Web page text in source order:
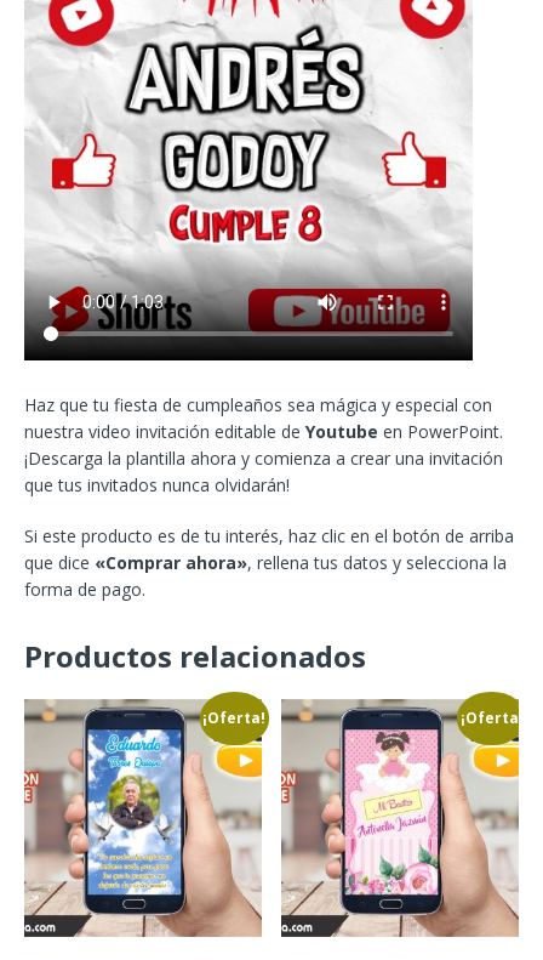
Haz que tu fiesta de cumpleaños sea mágica y especial con
nuestra video invitación editable de Youtube en PowerPoint.
¡Descarga la plantilla ahora y comienza a crear una invitación
que tus invitados nunca olvidarán!
Si este producto es de tu interés, haz clic en el botón de arriba
que dice «Comprar ahora», rellena tus datos y selecciona la
forma de pago.
Productos relacionados
¡Oferta! ¡Oferta!